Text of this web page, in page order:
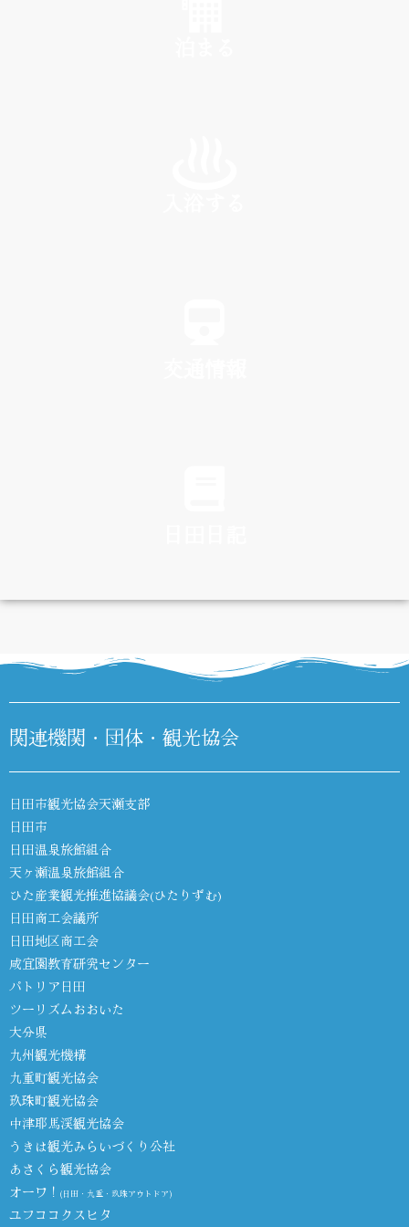
DIARY
関連機関・団体・観光協会
日田市観光協会天瀬支部
日田市
日田温泉旅館組合
天ヶ瀬温泉旅館組合
ひた産業観光推進協議会(ひたりずむ)
日田商工会議所
日田地区商工会
咸宜園教育研究センター
パトリア日田
ツーリズムおおいた
大分県
九州観光機構
九重町観光協会
玖珠町観光協会
中津耶馬渓観光協会
うきは観光みらいづくり公社
あさくら観光協会
オーワ！ (日田・九重・玖珠アウトドア)
ユフココクスヒタ